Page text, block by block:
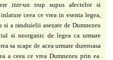
intr-un trup supus afectelor si
ceea ce vrea in esenta legea,
si a randuielii asezate de Dumnezeu
si neorganic de legea ca urmare
sa scape de acea urmare dureroasa
a ceea ce vrea Dumnezeu prin ea.